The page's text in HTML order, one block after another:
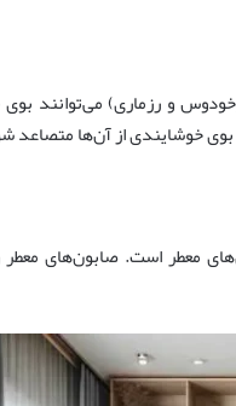
و رزماری) می‌توانند
خوشایندی از آن‌ها متصاعد
معطر است. صابون‌های